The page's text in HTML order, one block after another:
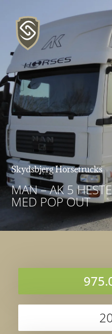
Skydsbjerg Horsetrucks
MAN – AK 5
MED POP OUT